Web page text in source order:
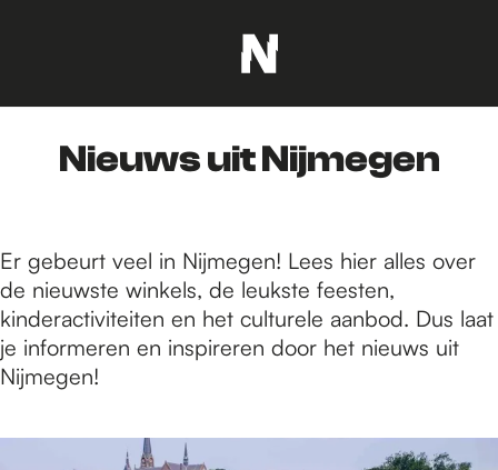
a
n
a
d
e
h
o
p
Nieuws uit Nijmegen
Er gebeurt veel in Nijmegen! Lees hier alles over
de nieuwste winkels, de leukste feesten,
kinderactiviteiten en het culturele aanbod. Dus laat
je informeren en inspireren door het nieuws uit
Nijmegen!
2